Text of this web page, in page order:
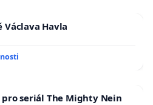
Havla
pro seriál The Mighty Nein